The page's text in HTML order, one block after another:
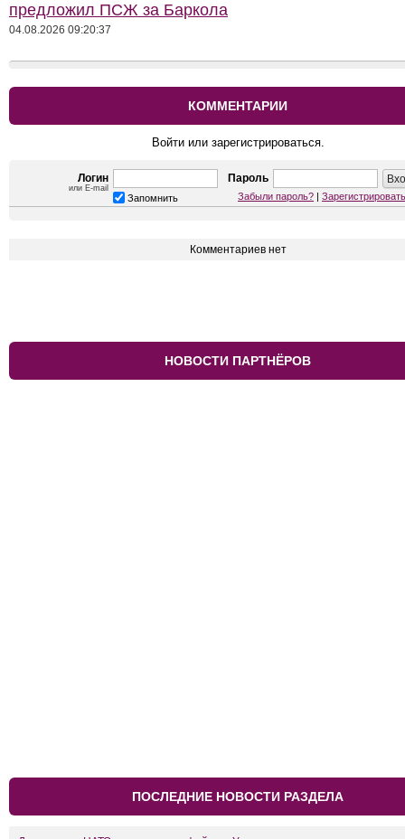
предложил ПСЖ за Баркола
04.08.2026 09:20:37
КОММЕНТАРИИ
Войти или зарегистрироваться.
Логин
или E-mail
Пароль
Запомнить Забыли пароль? |
Комментариев нет
НОВОСТИ ПАРТНЁРОВ
ПОСЛЕДНИЕ НОВОСТИ РАЗДЕЛА